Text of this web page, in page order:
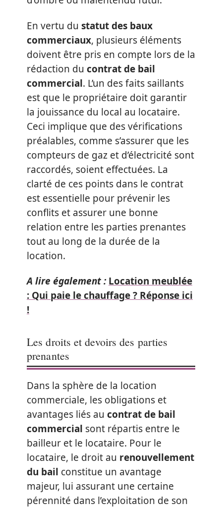
En vertu du statut des baux
commerciaux, plusieurs éléments
doivent être pris en compte lors de la
rédaction du contrat de bail
commercial. L’un des faits saillants
est que le propriétaire doit garantir
la jouissance du local au locataire.
Ceci implique que des vérifications
préalables, comme s’assurer que les
compteurs de gaz et d’électricité sont
raccordés, soient effectuées. La
clarté de ces points dans le contrat
est essentielle pour prévenir les
conflits et assurer une bonne
relation entre les parties prenantes
tout au long de la durée de la
location.
A lire également : Location meublée
: Qui paie le chauffage ? Réponse ici
!
Les droits et devoirs des parties
prenantes
Dans la sphère de la location
commerciale, les obligations et
avantages liés au contrat de bail
commercial sont répartis entre le
bailleur et le locataire. Pour le
locataire, le droit au renouvellement
du bail constitue un avantage
majeur, lui assurant une certaine
pérennité dans l’exploitation de son